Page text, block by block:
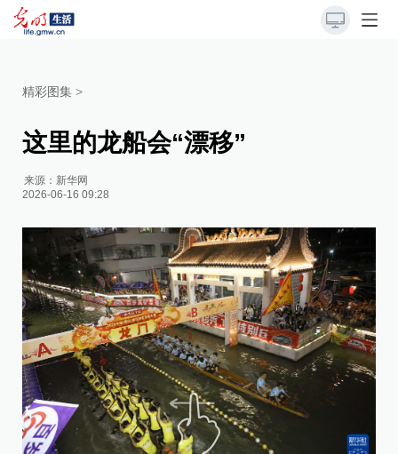
精彩图集 >
这里的龙船会“漂移”
来源： 新华网
2026-06-16 09:28